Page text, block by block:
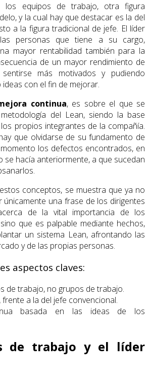
los equipos de trabajo, otra figura
y la cual hay que destacar es la del
a la figura tradicional de jefe. El líder
personas que tiene a su cargo,
mayor rentabilidad también para la
de un mayor rendimiento de
más motivados y pudiendo
con el fin de mejorar.
continua, es sobre el que se
del Lean, siendo la base
propios integrantes de la compañía.
que olvidarse de su fundamento de
los defectos encontrados, en
se hacía anteriormente, a que sucedan
conceptos, se muestra que ya no
únicamente una frase de los dirigentes
de la vital importancia de los
que es palpable mediante hechos,
un sistema Lean, afrontando las
y de las propias personas.
aspectos claves:
de trabajo, no grupos de trabajo.
frente a la del jefe convencional.
basada en las ideas de los
de trabajo y el líder